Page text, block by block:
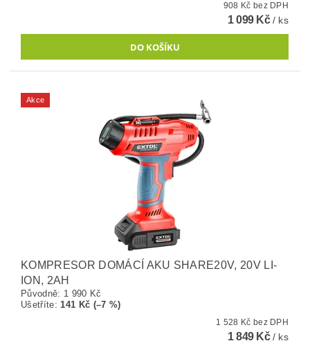
908 Kč bez DPH
1 099 Kč/ ks
Akce
KOMPRESOR DOMÁCÍ AKU SHARE20V, 20V LI-
ION, 2AH
Původně: 1 990 Kč
Ušetříte:141 Kč (–7 %)
1 528 Kč bez DPH
1 849 Kč/ ks